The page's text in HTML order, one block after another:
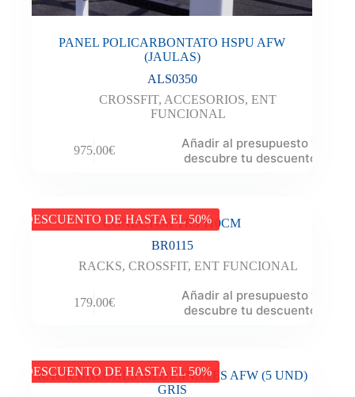
PANEL POLICARBONTATO HSPU AFW
(JAULAS)
ALS0350
CROSSFIT, ACCESORIOS,ENT
FUNCIONAL
975.00€
Añadir al presupuesto y
descubre tu descuento
DESCUENTO DE HASTA EL 50%
CONECTOR TR3 110CM
BR0115
RACKS, CROSSFIT, ENT FUNCIONAL
179.00€
Añadir al presupuesto y
descubre tu descuento
DESCUENTO DE HASTA EL 50%
RACK BALONES MEDICINALES AFW (5 UND)
GRIS